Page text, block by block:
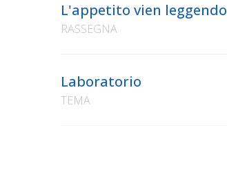
L'appetito vien leggendo
RASSEGNA
Laboratorio
TEMA